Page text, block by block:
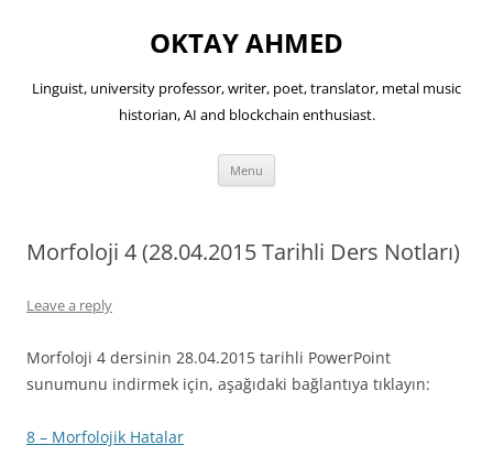
OKTAY AHMED
Linguist, university professor, writer, poet, translator, metal music
historian, AI and blockchain enthusiast.
Menu
Morfoloji 4 (28.04.2015 Tarihli Ders Notları)
Leave a reply
Morfoloji 4 dersinin 28.04.2015 tarihli PowerPoint
sunumunu indirmek için, aşağıdaki bağlantıya tıklayın:
8 – Morfolojik Hatalar